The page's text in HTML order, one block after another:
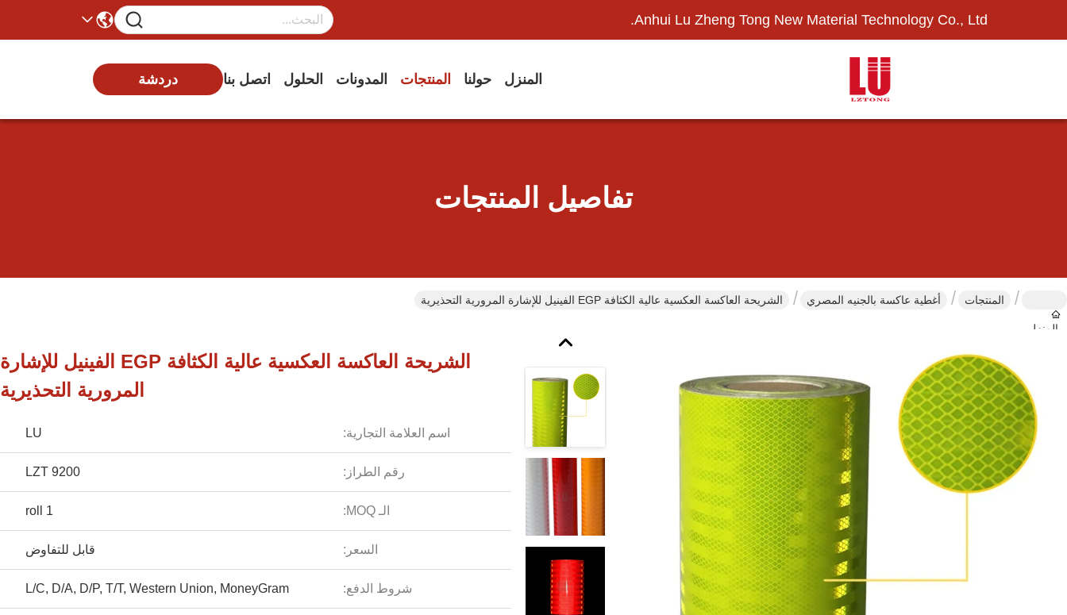
Anhui Lu Zheng Tong New Material Technology Co., Ltd.
المنزل حولنا المنتجات المدونات الحلول اتصل بنا دردشة
تفاصيل المنتجات
المنزل
المنتجات أغطية عاكسة بالجنيه المصري الشريحة العاكسة العكسية عالية الكثافة EGP الفينيل للإشارة المرورية التحذيرية
الشريحة العاكسة العكسية عالية الكثافة EGP الفينيل للإشارة
المرورية التحذيرية
اسم العلامة التجارية: LU
رقم الطراز: LZT 9200
الـ MOQ: 1 roll
السعر: قابل للتفاوض
شروط الدفع: L/C, D/A, D/P, T/T, Western Union, MoneyGram